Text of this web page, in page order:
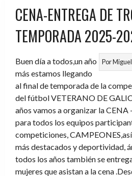
CENA-ENTREGA DE
TEMPORADA 2025-
Por
Buen día a todos,un año
más estamos llegando
al final de temporada de la
del fútbol VETERANO DE
años vamos a organizar la
para todos los equipos
competiciones,
más destacados y deportividad,
todos los años también se
mujeres que asistan a la cena